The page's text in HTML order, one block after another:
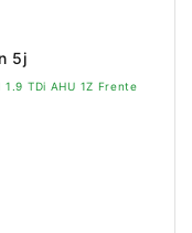
5j
TDi AHU 1Z Frente